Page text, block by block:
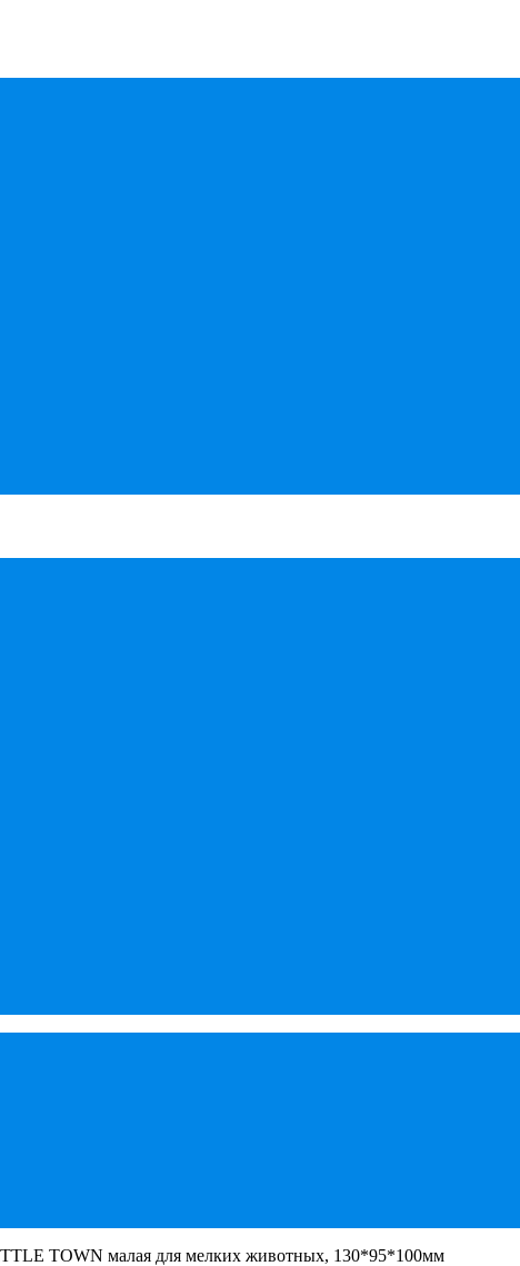
TOWN малая для мелких животных, 130*95*100мм